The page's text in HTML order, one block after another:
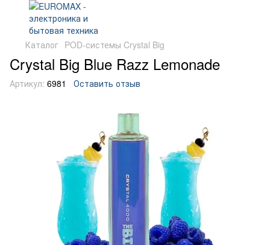
Каталог POD-системы Crystal Big
Crystal Big Blue Razz Lemonade
Артикул: 6981 Оставить отзыв